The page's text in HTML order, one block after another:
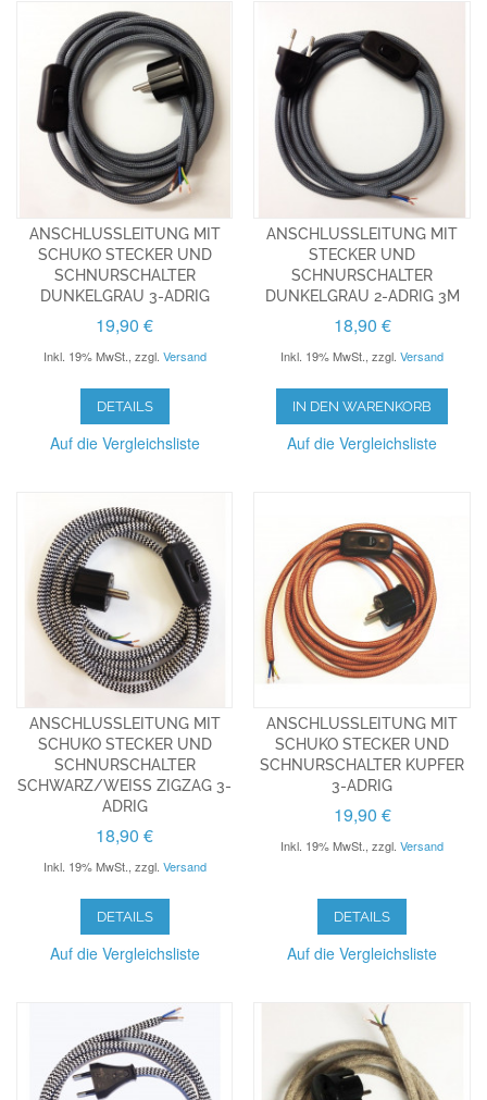
ANSCHLUSSLEITUNG MIT
SCHUKO STECKER UND
SCHNURSCHALTER
DUNKELGRAU 3-ADRIG
19,90 €
Inkl. 19% MwSt. zzgl. Versand
DETAILS
Auf die Vergleichsliste
ANSCHLUSSLEITUNG MIT
STECKER UND
SCHNURSCHALTER
DUNKELGRAU 2-ADRIG 3M
18,90 €
Inkl. 19% MwSt. ,zzgl.Versand
IN DEN WARENKORB
Auf die Vergleichsliste
ANSCHLUSSLEITUNG MIT
SCHUKO STECKER UND
SCHNURSCHALTER
SCHWARZ/WEISS ZIGZAG 3-
ADRIG
18,90 €
Inkl. 19% MwSt., zzgl. Versand
DETAILS
Auf die Vergleichsliste
ANSCHLUSSLEITUNG MIT
SCHUKO STECKER UND
SCHNURSCHALTER KUPFER
3-ADRIG
19,90 €
Inkl. 19% MwSt.,zzgl.Versand
DETAILS
Auf die Vergleichsliste